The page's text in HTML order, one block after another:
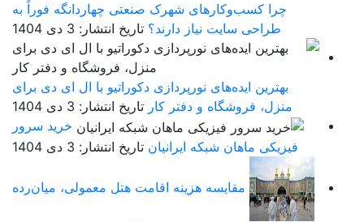
چرا کسب‌وکارهای شهرک صنعتی چهاردانگه فوراً به
طراحی سایت نیاز دارند؟ تاریخ انتشار: 3 دی 1404
بهترین ایده‌های نورپردازی دکوراتیو با ال ای دی برای
منزل، فروشگاه و دفتر کار تاریخ انتشار: 3 دی 1404
خرید سرور
فیزیکی ماهان شبکه ایرانیان تاریخ انتشار: 3 دی 1404
مقایسه هزینه اقامت هتل معمولی، میان‌رده